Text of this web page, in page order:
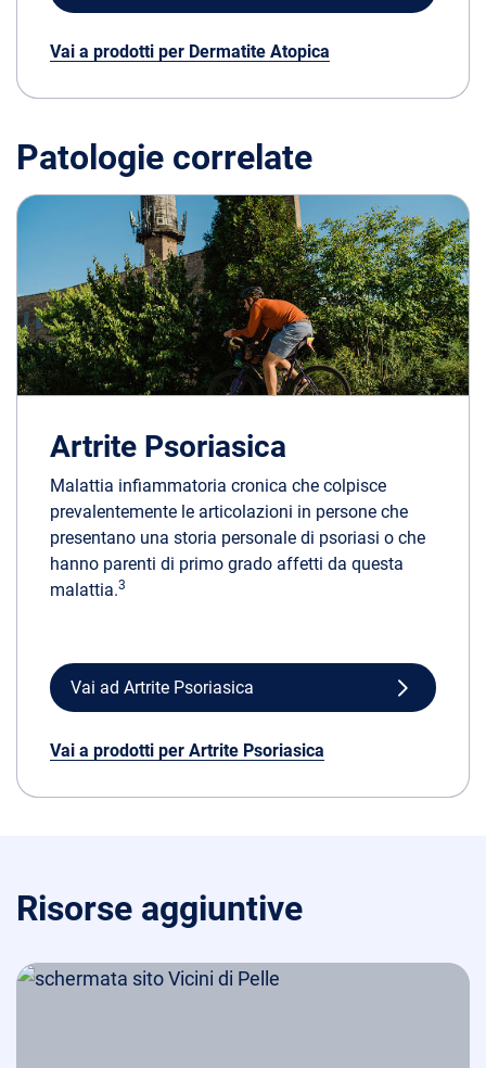
Vai a prodotti per Dermatite Atopica
Patologie correlate
Artrite Psoriasica
Malattia infiammatoria cronica che colpisce
prevalentemente le articolazioni in persone che
presentano una storia personale di psoriasi o che
hanno parenti di primo grado affetti da questa
malattia.3
Vai ad Artrite Psoriasica
Vai a prodotti per Artrite Psoriasica
Risorse aggiuntive